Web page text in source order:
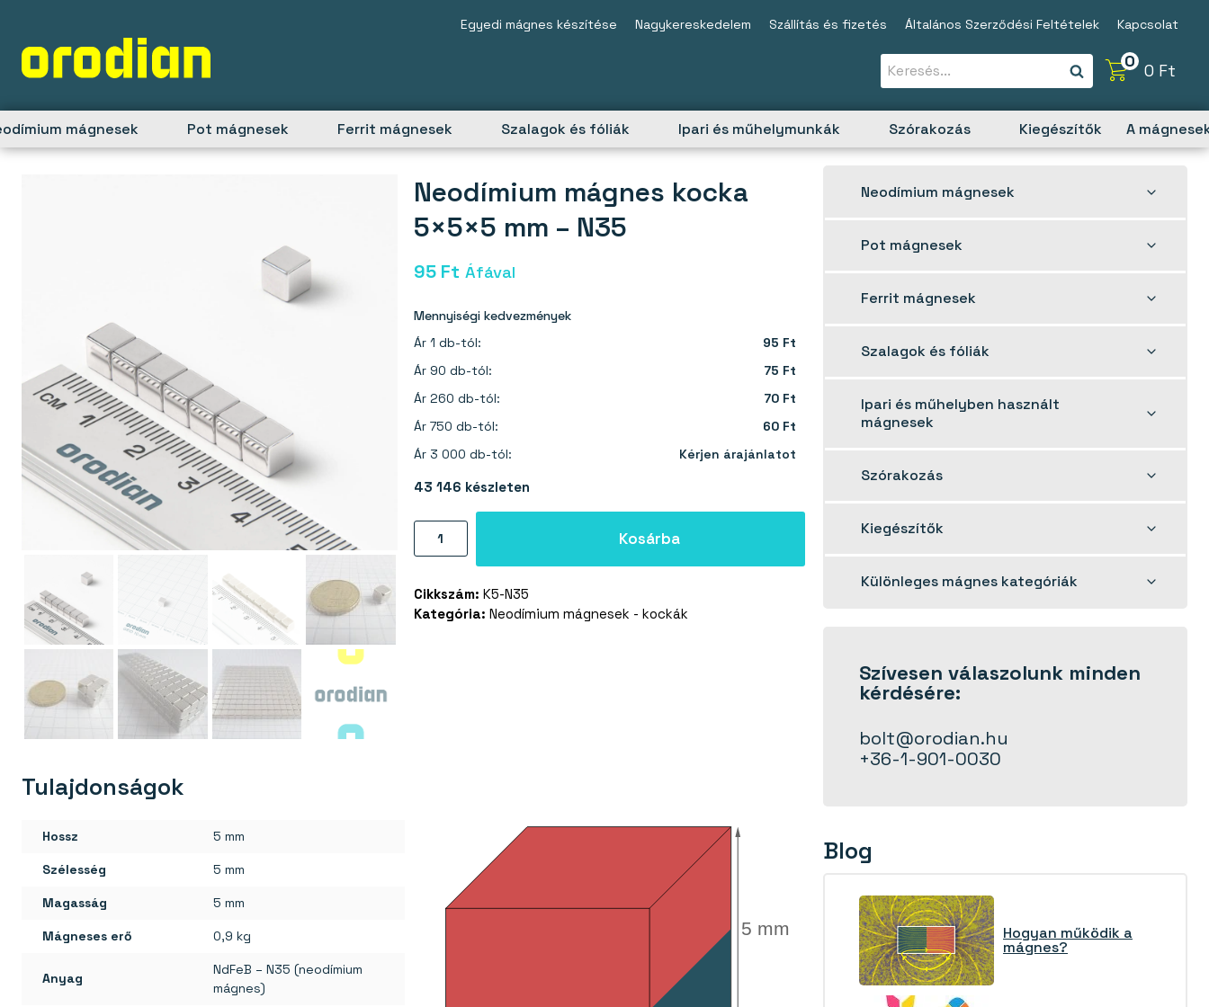
content
Egyedi mágnes készítése Nagykereskedelem Szállítás és fizetés Általános Szerződési Feltételek Kapcsolat
0 0 Ft
mágnesek Pot mágnesek Ferrit mágnesek Szalagok és fóliák Ipari és műhelymunkák Szórakozás Kiegészítők A
Neodímium mágnes kocka
5×5×5 mm – N35
95 Ft Áfával
Mennyiségi kedvezmények
Ár 1 db-tól:
95 Ft
Ár 90 db-tól:
75 Ft
Ár 260 db-tól:
70 Ft
Ár 750 db-tól:
60 Ft
Ár 3 000 db-tól:
Kérjen árajánlatot
43 146 készleten
Neodímium
mágnes
5×5×5
mm
Kosárba
Cikkszám: K5-N35
Kategória: Neodímium mágnesek - kockák
Tulajdonságok
Hossz 5 mm
Szélesség 5 mm
Magasság 5 mm
Mágneses erő 0,9 kg
Anyag
NdFeB – N35 (neodímium
mágnes)
5 mm
Neodímium mágnesek
Toggle
Pot mágnesek
Toggle
Ferrit mágnesek
Toggle
Szalagok és fóliák
Toggle
Ipari és műhelyben használt
mágnesek
child
Szórakozás
Toggle
Kiegészítők
Toggle
Különleges mágnes kategóriák
Toggle
Szívesen válaszolunk minden
kérdésére:
bolt@orodian.hu
+36-1-901-0030
Blog
Hogyan működik a
mágnes?